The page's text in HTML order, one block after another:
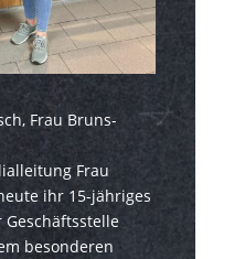
Frau Bruns-
Frau
ihr 15-jähriges
besonderen